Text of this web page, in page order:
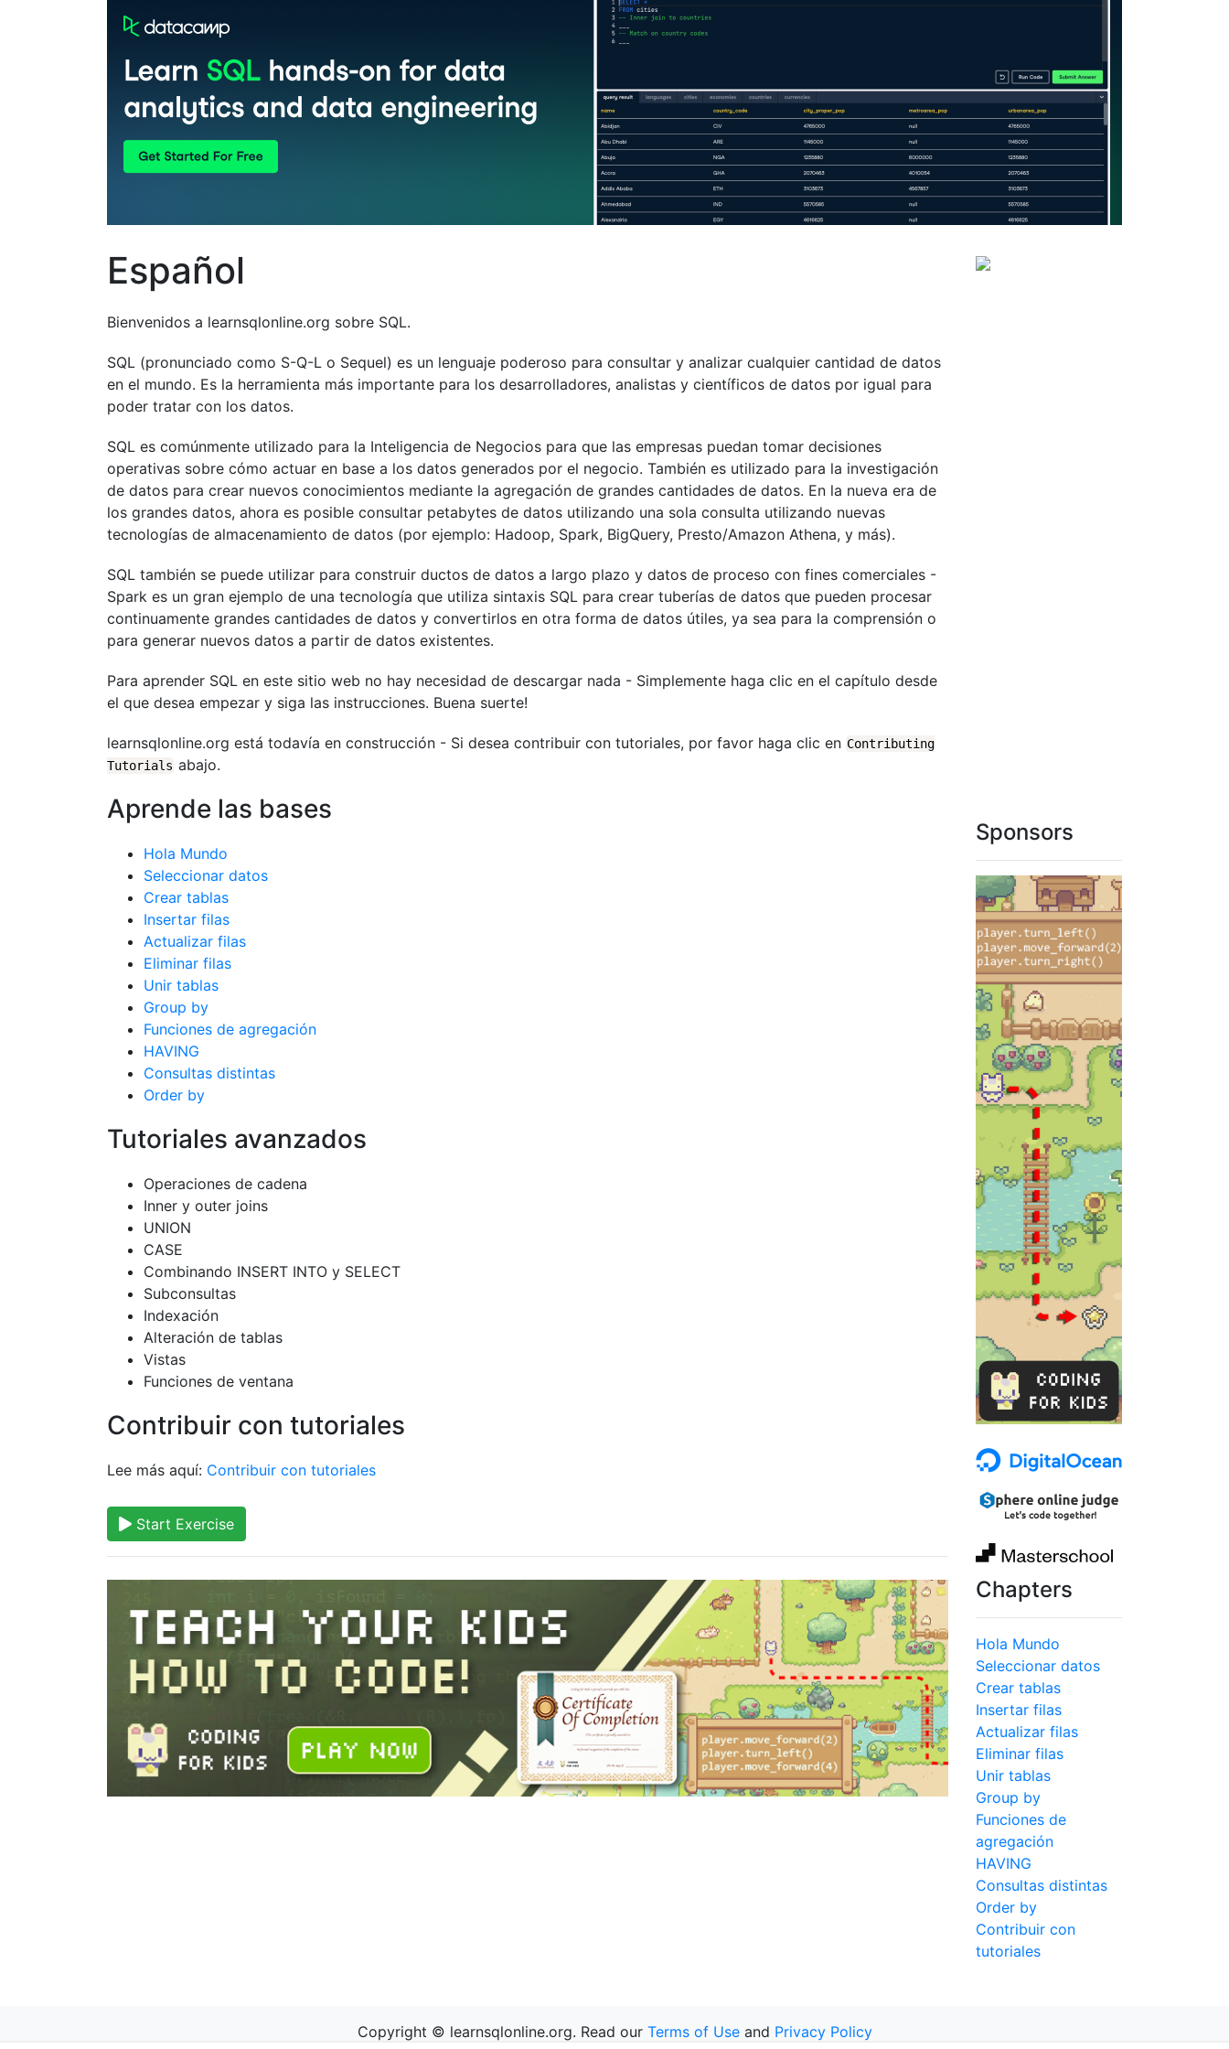
Español
Bienvenidos a learnsqlonline.org sobre SQL.
SQL (pronunciado como S-Q-L o Sequel) es un lenguaje poderoso para consultar y analizar cualquier cantidad de datos
en el mundo. Es la herramienta más importante para los desarrolladores, analistas y científicos de datos por igual para
poder tratar con los datos.
SQL es comúnmente utilizado para la Inteligencia de Negocios para que las empresas puedan tomar decisiones
operativas sobre cómo actuar en base a los datos generados por el negocio. También es utilizado para la investigación
de datos para crear nuevos conocimientos mediante la agregación de grandes cantidades de datos. En la nueva era de
los grandes datos, ahora es posible consultar petabytes de datos utilizando una sola consulta utilizando nuevas
tecnologías de almacenamiento de datos (por ejemplo: Hadoop, Spark, BigQuery, Presto/Amazon Athena, y más).
SQL también se puede utilizar para construir ductos de datos a largo plazo y datos de proceso con fines comerciales -
Spark es un gran ejemplo de una tecnología que utiliza sintaxis SQL para crear tuberías de datos que pueden procesar
continuamente grandes cantidades de datos y convertirlos en otra forma de datos útiles, ya sea para la comprensión o
para generar nuevos datos a partir de datos existentes.
Para aprender SQL en este sitio web no hay necesidad de descargar nada - Simplemente haga clic en el capítulo desde
el que desea empezar y siga las instrucciones. Buena suerte!
learnsqlonline.org está todavía en construcción - Si desea contribuir con tutoriales, por favor haga clic en Contributing
Tutorials abajo.
Aprende las bases
Hola Mundo
Seleccionar datos
Crear tablas
Insertar filas
Actualizar filas
Eliminar filas
Unir tablas
Group by
Funciones de agregación
HAVING
Consultas distintas
Order by
Tutoriales avanzados
Operaciones de cadena
Inner y outer joins
UNION
CASE
Combinando INSERT INTO y SELECT
Subconsultas
Indexación
Alteración de tablas
Vistas
Funciones de ventana
Contribuir con tutoriales
Lee más aquí: Contribuir con tutoriales
Start Exercise
Sponsors
Chapters
Hola Mundo
Seleccionar datos
Crear tablas
Insertar filas
Actualizar filas
Eliminar filas
Unir tablas
Group by
Funciones de
agregación
HAVING
Consultas distintas
Order by
Contribuir con
tutoriales
Copyright © learnsqlonline.org. Read our Terms of Useand Privacy Policy